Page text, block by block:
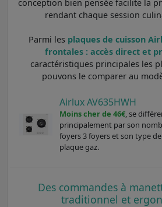
conception bien pensée facilite la
rendant chaque session
Parmi les plaques de cuisson
frontales : accès direct et
caractéristiques principales les
pouvons le comparer au
Airlux AV635HWH
Moins cher de 46€, se
principalement par son
foyers 3 foyers et son type de
plaque gaz.
Des commandes à
traditionnel et